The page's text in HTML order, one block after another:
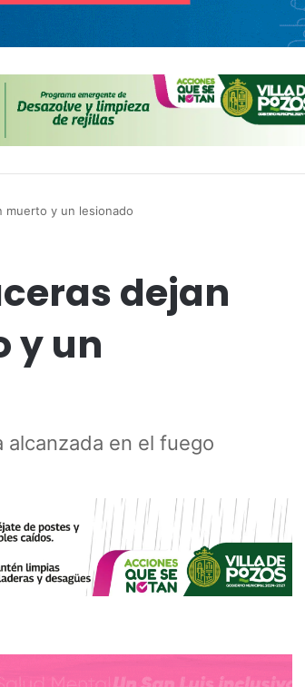
muerto y un lesionado
dejan
y un
alcanzada en el fuego